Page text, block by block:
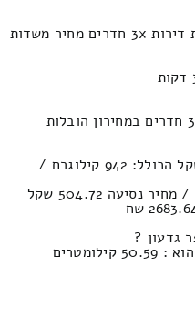
כמה עולה פירוק והרכבה של הובלת דירות 3x חדרים מחיר משדות
כמה יעלה לכם להעביר של דירה 3x חדרים במחירון הובלות
נפח חפצים : 20.09м³ | המשקל הכולל: 942 קילוגרם /
גדעון ?